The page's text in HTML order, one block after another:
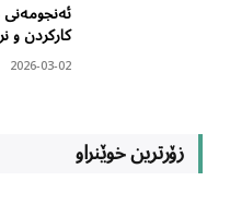
کارکردن و
2026-03-02
زۆرترین خوێنراو